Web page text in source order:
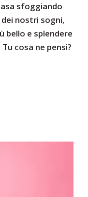
sfoggiando
dei nostri sogni,
bello e splendere
cosa ne pensi?